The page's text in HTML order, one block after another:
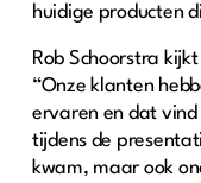
huidige producten
Rob Schoorstra
“Onze klanten
ervaren en dat
tijdens de
kwam, maar ook